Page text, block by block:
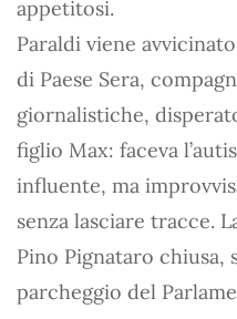
appetitosi.
Paraldi viene
di Paese Sera,
giornalistiche,
figlio Max: faceva
influente, ma
senza lasciare tracce.
Pino Pignataro chiusa,
parcheggio del